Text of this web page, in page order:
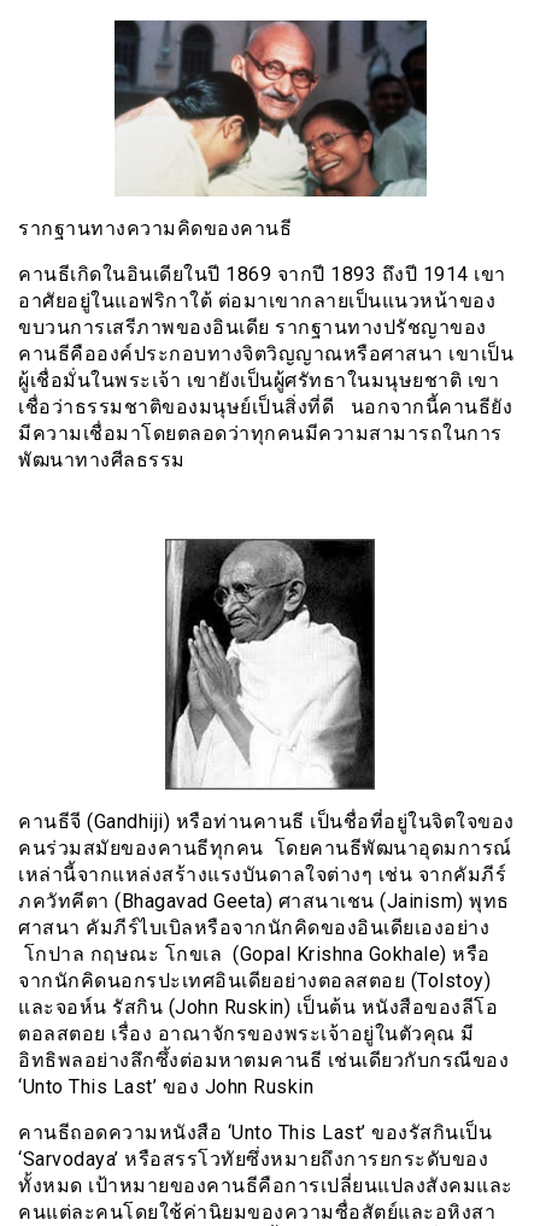
รากฐานทางความคิดของคานธี
คานธีเกิดในอินเดียในปี 1869 จากปี 1893 ถึงปี 1914 เขา
อาศัยอยู่ในแอฟริกาใต้ ต่อมาเขากลายเป็นแนวหน้าของ
ขบวนการเสรีภาพของอินเดีย รากฐานทางปรัชญาของ
คานธีคือองค์ประกอบทางจิตวิญญาณหรือศาสนา เขาเป็น
ผู้เชื่อมั่นในพระเจ้า เขายังเป็นผู้ศรัทธาในมนุษยชาติ เขา
เชื่อว่าธรรมชาติของมนุษย์เป็นสิ่งที่ดี นอกจากนี้คานธียัง
มีความเชื่อมาโดยตลอดว่าทุกคนมีความสามารถในการ
พัฒนาทางศีลธรรม
คานธีจี (Gandhiji) หรือท่านคานธี เป็นชื่อที่อยู่ในจิตใจของ
คนร่วมสมัยของคานธีทุกคน โดยคานธีพัฒนาอุดมการณ์
เหล่านี้จากแหล่งสร้างแรงบันดาลใจต่างๆ เช่น จากคัมภีร์
ภควัทคีตา (Bhagavad Geeta) ศาสนาเชน (Jainism) พุทธ
ศาสนา คัมภีร์ไบเบิลหรือจากนักคิดของอินเดียเองอย่าง
โกปาล กฤษณะ โกขเล (Gopal Krishna Gokhale) หรือ
จากนักคิดนอกรปะเทศอินเดียอย่างตอลสตอย (Tolstoy)
และจอห์น รัสกิน (John Ruskin) เป็นต้น หนังสือของลีโอ
ตอลสตอย เรื่อง อาณาจักรของพระเจ้าอยู่ในตัวคุณ มี
อิทธิพลอย่างลึกซึ้งต่อมหาตมคานธี เช่นเดียวกับกรณีของ
‘Unto This Last’ ของ John Ruskin
คานธีถอดความหนังสือ ‘Unto This Last’ ของรัสกินเป็น
‘Sarvodaya’ หรือสรรโวทัยซึ่งหมายถึงการยกระดับของ
ทั้งหมด เป้าหมายของคานธีคือการเปลี่ยนแปลงสังคมและ
คนแต่ละคนโดยใช้ค่านิยมของความซื่อสัตย์และอหิงสา